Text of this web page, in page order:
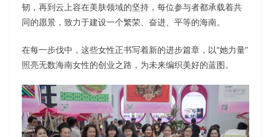
韧，再到云上容在美肤领域的坚持，每位参与者都承载着共
同的愿景，致力于建设一个繁荣、奋进、平等的海南。
在每一步伐中，这些女性正书写着新的进步篇章，以“她力量”
照亮无数海南女性的创业之路，为未来编织美好的蓝图。